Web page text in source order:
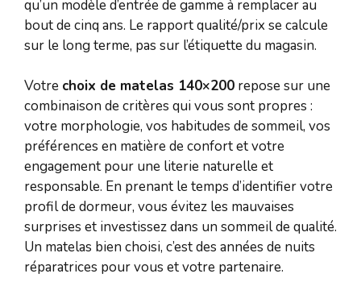
qu’un modèle d’entrée de gamme à remplacer au
bout de cinq ans. Le rapport qualité/prix se calcule
sur le long terme, pas sur l’étiquette du magasin.
Votre choix de matelas 140×200 repose sur une
combinaison de critères qui vous sont propres :
votre morphologie, vos habitudes de sommeil, vos
préférences en matière de confort et votre
engagement pour une literie naturelle et
responsable. En prenant le temps d’identifier votre
profil de dormeur, vous évitez les mauvaises
surprises et investissez dans un sommeil de qualité.
Un matelas bien choisi, c’est des années de nuits
réparatrices pour vous et votre partenaire.